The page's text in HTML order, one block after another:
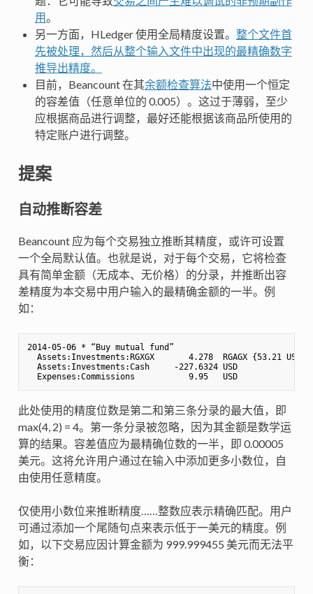
用。
另一方面，HLedger 使用全局精度设置。 整个文件首
先被处理，然后从整个输入文件中出现的最精确数字
推导出精度。
目前，Beancount 在其余额检查算法中使用一个恒定
的容差值（任意单位的 0.005）。这过于薄弱，至少
应根据商品进行调整，最好还能根据该商品所使用的
特定账户进行调整。
提案
自动推断容差
Beancount 应为每个交易独立推断其精度，或许可设置
一个全局默认值。也就是说，对于每个交易，它将检查
具有简单金额（无成本、无价格）的分录，并推断出容
差精度为本交易中用户输入的最精确金额的一半。例
如：
2014-05-06 * “Buy mutual fund”
  Assets:Investments:RGXGX       4.278  RGAGX {53.21 USD}
  Assets:Investments:Cash     -227.6324 USD
  Expenses:Commissions           9.95   USD
此处使用的精度位数是第二和第三条分录的最大值，即
max(4, 2) = 4。第一条分录被忽略，因为其金额是数学运
算的结果。容差值应为最精确位数的一半，即 0.00005
美元。这将允许用户通过在输入中添加更多小数位，自
由使用任意精度。
仅使用小数位来推断精度……整数应表示精确匹配。用户
可通过添加一个尾随句点来表示低于一美元的精度。例
如，以下交易应因计算金额为 999.999455 美元而无法平
衡：